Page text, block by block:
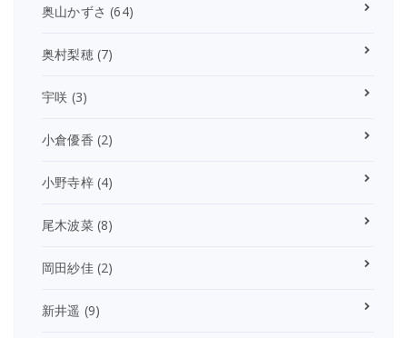
奥山かずさ (64)
奥村梨穂(7)
宇咲 (3)
小倉優香 (2)
小野寺梓(4)
尾木波菜(8)
岡田紗佳(2)
新井遥 (9)